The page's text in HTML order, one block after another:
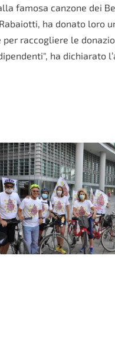
famosa canzone dei
ha donato loro
raccogliere le
ha dichiarato